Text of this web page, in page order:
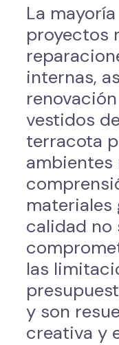
La
proyectos
internas,
vestidos
terracota
ambientes
materiales
calidad no
las
y son
creativa y